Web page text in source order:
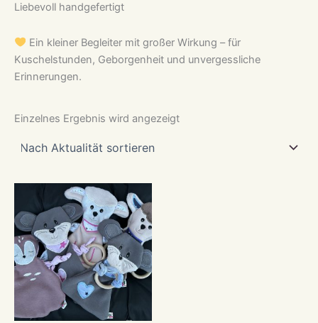
Liebevoll handgefertigt
Ein kleiner Begleiter mit großer Wirkung – für
Kuschelstunden, Geborgenheit und unvergessliche
Erinnerungen.
Einzelnes Ergebnis wird angezeigt